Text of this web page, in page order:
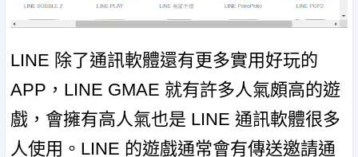
LINE 除了通訊軟體還有更多實用好玩的
APP，LINE GMAE 就有許多人氣頗高的遊
戲，會擁有高人氣也是 LINE 通訊軟體很多
人使用。LINE 的遊戲通常會有傳送邀請通